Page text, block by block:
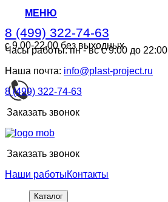
МЕНЮ
8 (499) 322-74-63
с 9.00-22.00 без выходных
8 (499) 322-74-63
с 9.00-22.00 без выходных
Часы работы: пн - вс с 9:00 до 22:00
Наша почта: info@plast-project.ru
8 (499) 322-74-63
Заказать звонок
Заказать звонок
Наши работыКонтакты
Каталог